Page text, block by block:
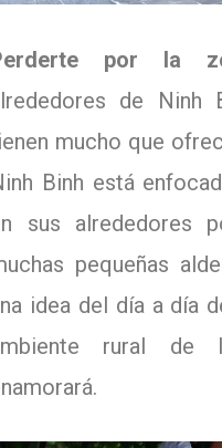
por la
de Ninh
mucho que
Binh está
sus alrededores
pequeñas
idea del día a día
rural